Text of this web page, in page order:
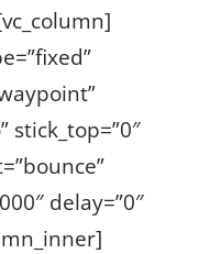
stick_top=”0″
delay=”0″